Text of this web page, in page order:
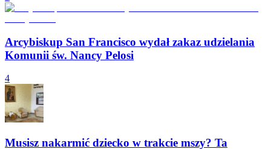
Arcybiskup San Francisco wydał zakaz udzielania
Komunii św. Nancy Pelosi
4
Musisz nakarmić dziecko w trakcie mszy? Ta